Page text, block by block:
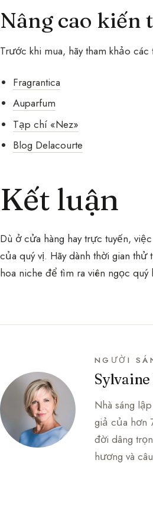
Nâng cao
Trước khi mua, hãy tham khảo
Fragrantica
Auparfum
Tạp chí «Nez»
Blog Delacourte
Kết luận
Dù ở cửa hàng hay trực tuyến,
của quý vị. Hãy dành thời gian
hoa niche để tìm ra viên ngọc quý
NGƯỜI
Nhà sáng
giả của hơn
đời dâng
hương và